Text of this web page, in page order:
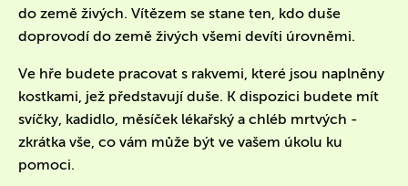
do země živých. Vítězem se stane ten, kdo duše
doprovodí do země živých všemi devíti úrovněmi.
Ve hře budete pracovat s rakvemi, které jsou naplněny
kostkami, jež představují duše. K dispozici budete mít
svíčky, kadidlo, měsíček lékařský a chléb mrtvých -
zkrátka vše, co vám může být ve vašem úkolu ku
pomoci.